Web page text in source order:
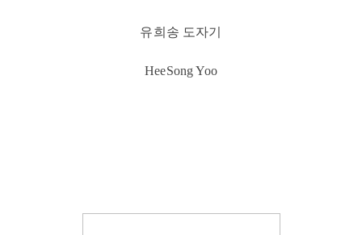
유희송 도자기
HeeSong Yoo